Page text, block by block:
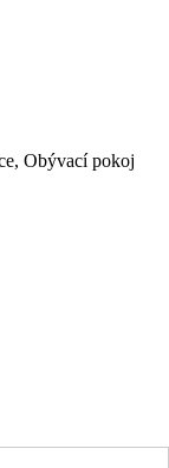
Obývací pokoj